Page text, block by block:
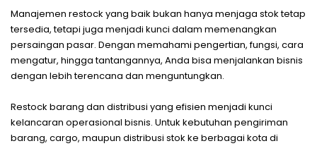
Manajemen restock yang baik bukan hanya menjaga stok tetap
tersedia, tetapi juga menjadi kunci dalam memenangkan
persaingan pasar. Dengan memahami pengertian, fungsi, cara
mengatur, hingga tantangannya, Anda bisa menjalankan bisnis
dengan lebih terencana dan menguntungkan.
Restock barang dan distribusi yang efisien menjadi kunci
kelancaran operasional bisnis. Untuk kebutuhan pengiriman
barang, cargo, maupun distribusi stok ke berbagai kota di